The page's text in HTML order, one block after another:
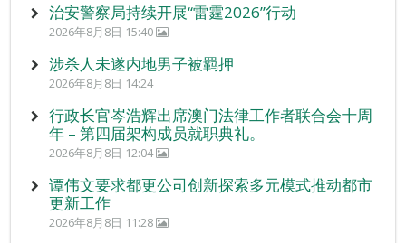
治安警察局持续开展“雷霆2026”行动
2026年8月8日 15:40
涉杀人未遂内地男子被羁押
2026年8月8日 14:24
行政长官岑浩辉出席澳门法律工作者联合会十周
年 – 第四届架构成员就职典礼。
2026年8月8日 12:04
谭伟文要求都更公司创新探索多元模式推动都市
更新工作
2026年8月8日 11:28